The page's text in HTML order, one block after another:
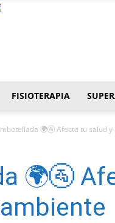
FISIOTERAPIA
🌍🚰 Afecta tu salud
🌍🚰